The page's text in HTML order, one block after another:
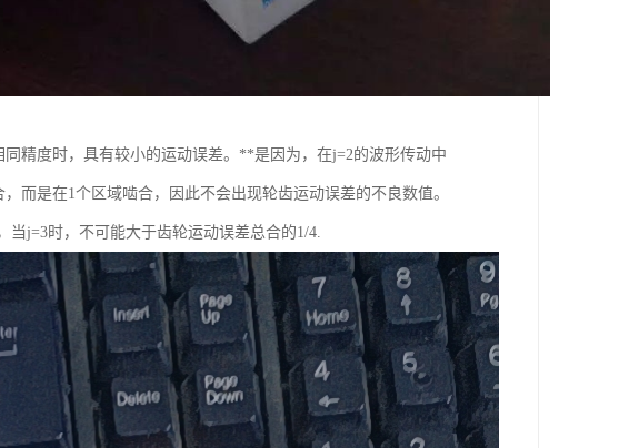
精度时，具有较小的运动误差。**是因为，在j=2的波形传动中
是在1个区域啮合，因此不会出现轮齿运动误差的不良数值。
当j=3时，不可能大于齿轮运动误差总合的1/4.